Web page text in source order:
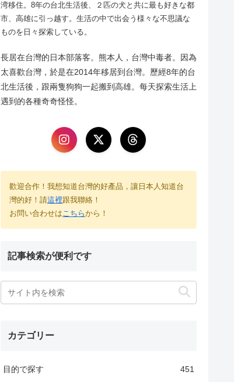
湾移住。8年の台北生活後、２匹の犬と共に最も好きな都
市、高雄に引っ越す。生活の中で出会う様々な不思議な
ものを日々探索している。
長居在台灣的日本部落客。熊本人，台灣中毒者。因為
太喜歡台灣，於是在2014年移居到台灣。歷經8年的台
北生活後，跟兩隻狗狗一起搬到高雄。每天探索生活上
遇到的各種奇奇怪怪。
歡迎合作！我想知道台灣的好產品，讓日本人知道台
灣的好！請這裡跟我聯絡！
お問い合わせはこちらから！
記事検索が便利です
カテゴリー
目的で探す
451